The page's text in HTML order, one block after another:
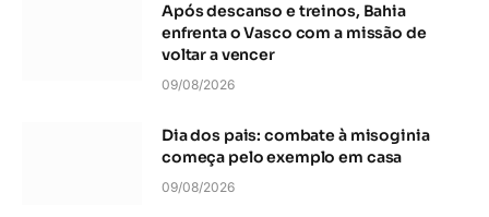
Após descanso e treinos, Bahia
enfrenta o Vasco com a missão de
voltar a vencer
09/08/2026
Dia dos pais: combate à misoginia
começa pelo exemplo em casa
09/08/2026